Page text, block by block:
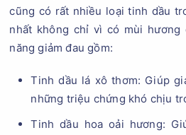
cũng có rất nhiều loại tinh dầu
nhất không chỉ vì có mùi hương
năng giảm đau gồm:
Tinh dầu lá xô thơm: Giúp
những triệu chứng khó chịu
Tinh dầu hoa oải hương: